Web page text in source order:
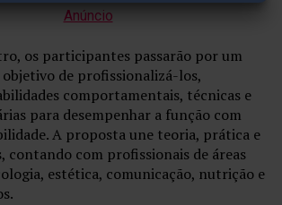
os participantes passarão por um
objetivo de profissionalizá-los,
comportamentais, técnicas e
para desempenhar a função com
A proposta une teoria, prática e
contando com profissionais de áreas
estética, comunicação, nutrição e